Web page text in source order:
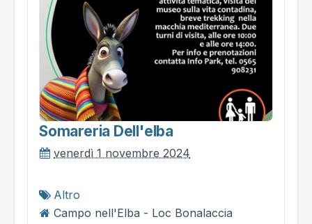
Somareria Dell'elba
venerdì 1 novembre 2024
Altro
Campo nell'Elba - Loc Bonalaccia